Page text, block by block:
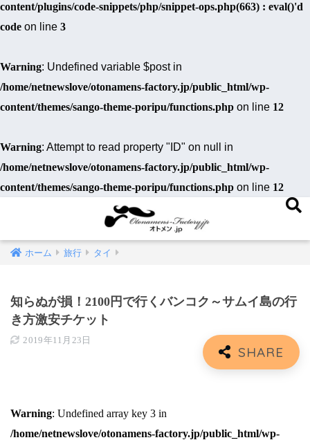
content/plugins/code-snippets/php/snippet-ops.php(663) : eval()'d
code on line 3
Warning: Undefined variable $post in
/home/netnewslove/otonamens-factory.jp/public_html/wp-
content/themes/sango-theme-poripu/functions.php on line 12
Warning: Attempt to read property "ID" on null in
/home/netnewslove/otonamens-factory.jp/public_html/wp-
content/themes/sango-theme-poripu/functions.php on line 12
ホーム 旅行 タイ
知らぬが損！2100円で行くバンコク～サムイ島の行
き方激安チケット
2019年11月23日
Warning: Undefined array key 3 in
/home/netnewslove/otonamens-factory.jp/public_html/wp-